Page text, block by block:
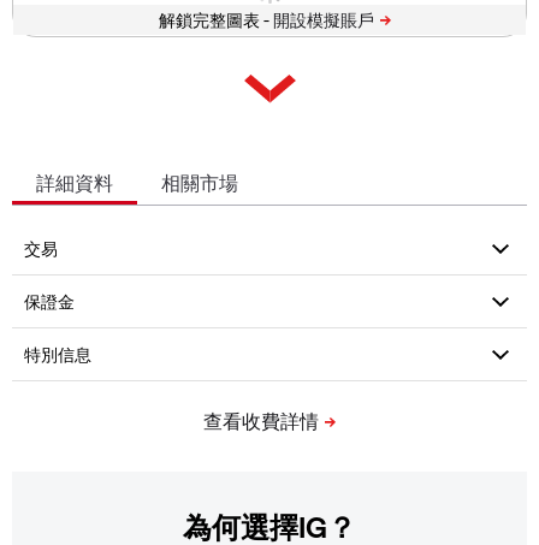
解鎖完整圖表 -
詳細資料 相關市場
為何選擇IG？